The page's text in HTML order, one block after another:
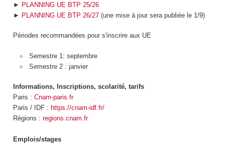
► PLANNING UE BTP 25/26
► PLANNING UE BTP 26/27(une mise à jour sera publiée le 1/9)
Périodes recommandées pour s'inscrire aux UE
Semestre 1: septembre
Semestre 2 : janvier
Informations, Inscriptions, scolarité, tarifs
Paris : Cnam-paris.fr
Paris / IDF : https://cnam-idf.fr/
Régions : regions.cnam.fr
Emplois/stages